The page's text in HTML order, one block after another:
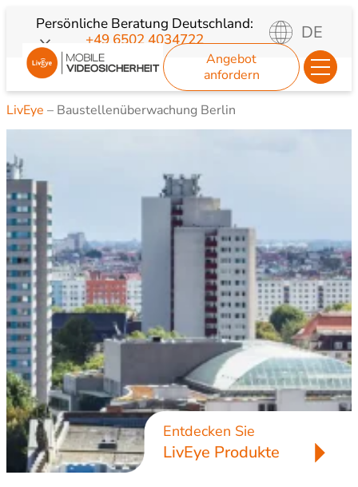
Inhalt
springen
Persönliche Beratung Deutschland:
+49 6502 4034722
DE
Angebot
anfordern
LivEye – Baustellenüberwachung Berlin
Entdecken Sie
LivEye Produkte